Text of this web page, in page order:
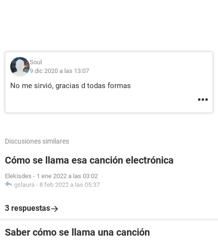
Soul
9 dic 2020 a las 13:07
No me sirvió, gracias d todas formas
Discusiones similares
Cómo se llama esa canción electrónica
Elekisdes - 1 ene 2022 a las 03:02
gslaura - 8 feb 2022 a las 05:37
3 respuestas
Saber cómo se llama una canción